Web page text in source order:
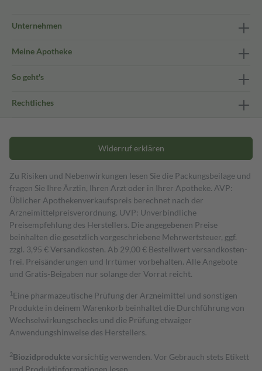
Unternehmen
Meine Apotheke
So geht's
Rechtliches
Widerruf erklären
Zu Risiken und Nebenwirkungen lesen Sie die Packungsbeilage und
fragen Sie Ihre Ärztin, Ihren Arzt oder in Ihrer Apotheke. AVP:
Üblicher Apothekenverkaufspreis berechnet nach der
Arzneimittelpreisverordnung. UVP: Unverbindliche
Preisempfehlung des Herstellers. Die angegebenen Preise
beinhalten die gesetzlich vorgeschriebene Mehrwertsteuer, ggf.
zzgl. 3,95 € Versandkosten. Ab 29,00 € Bestell­wert versand­kosten­
frei. Preisänderungen und Irrtümer vorbehalten. Alle Angebote
und Gratis-Beigaben nur solange der Vorrat reicht.
1 Eine pharmazeutische Prüfung der Arzneimittel und sonstigen
Produkte in deinem Warenkorb beinhaltet die Durchführung von
Wechselwirkungschecks und die Prüfung etwaiger
Anwendungshinweise des Herstellers.
2Biozidproduktevorsichtig verwenden. Vor Gebrauch stets Etikett
und Produktinformationen lesen.